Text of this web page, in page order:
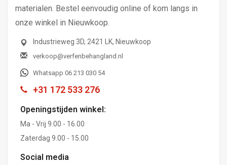
materialen. Bestel eenvoudig online of kom langs in
onze winkel in Nieuwkoop.
Industrieweg 3D, 2421 LK, Nieuwkoop
verkoop@verfenbehangland.nl
Whatsapp 06 213 030 54
+31 172 533 276
Openingstijden winkel:
Ma - Vrij 9.00 - 16.00
Zaterdag 9.00 - 15.00
Social media